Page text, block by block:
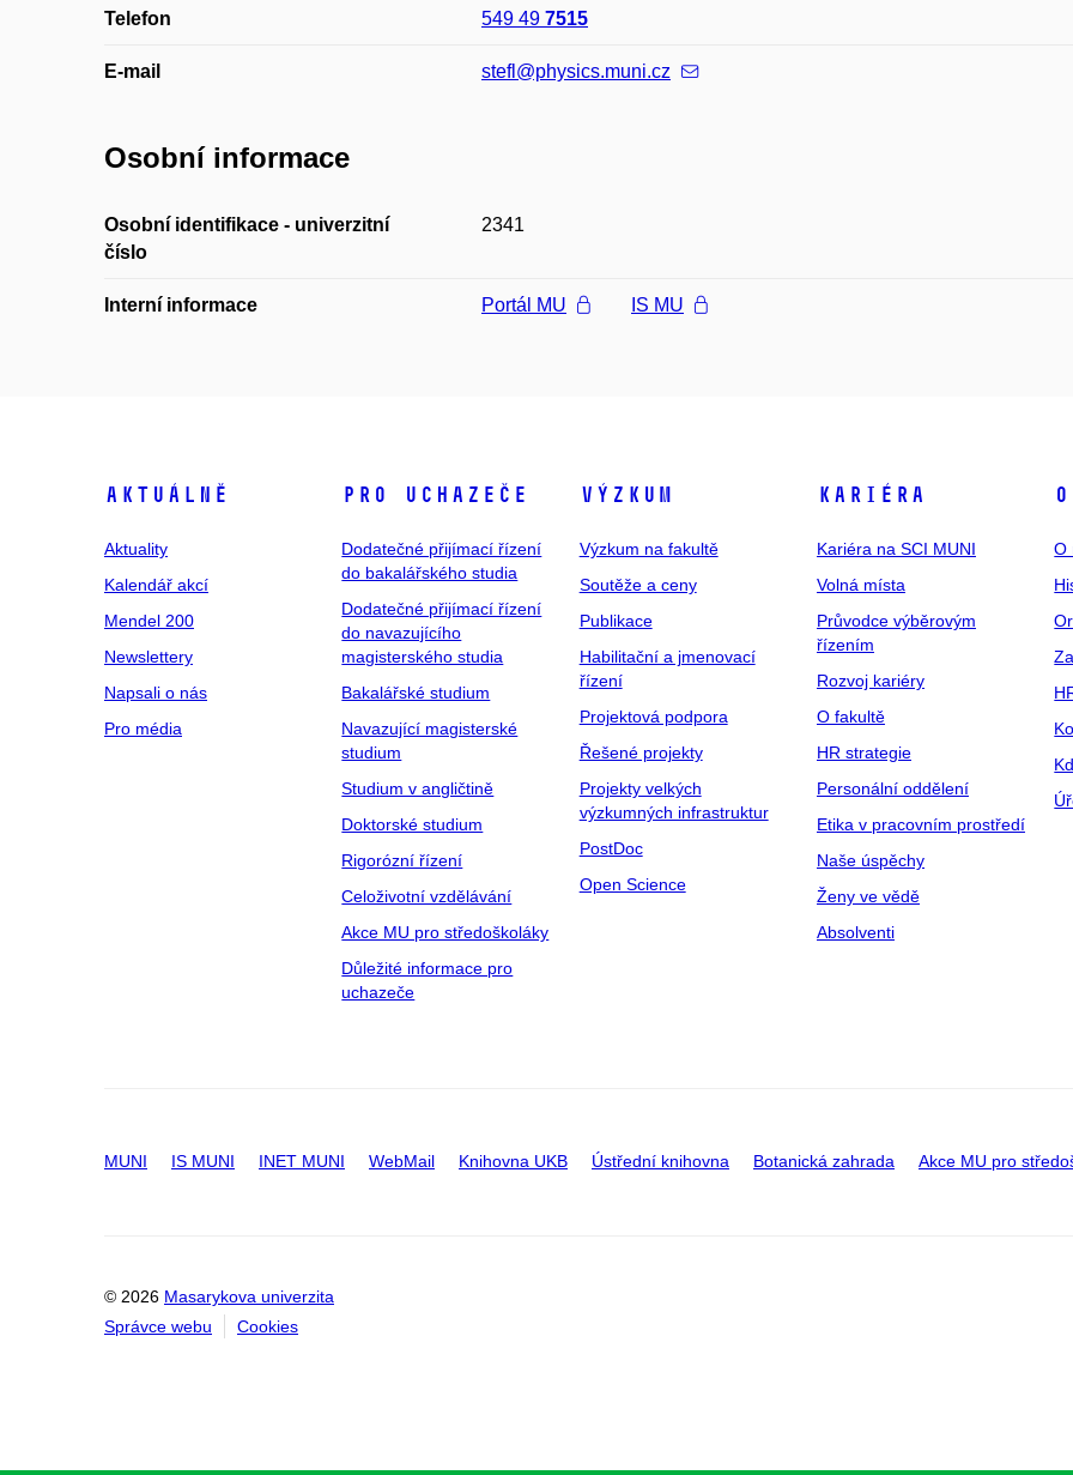
Telefon 549 49 7515
E-mail stefl@physics.muni.cz
Osobní informace
Osobní identifikace - univerzitní
číslo
2341
Interní informace Portál MU IS MU
Aktuálně
Aktuality
Kalendář akcí
Mendel 200
Newslettery
Napsali o nás
Pro média
Pro uchazeče
Dodatečné přijímací řízení
do bakalářského studia
Dodatečné přijímací řízení
do navazujícího
magisterského studia
Bakalářské studium
Navazující magisterské
studium
Studium v angličtině
Doktorské studium
Rigorózní řízení
Celoživotní vzdělávání
Akce MU pro středoškoláky
Důležité informace pro
uchazeče
Výzkum
Výzkum na fakultě
Soutěže a ceny
Publikace
Habilitační a jmenovací
řízení
Projektová podpora
Řešené projekty
Projekty velkých
výzkumných infrastruktur
PostDoc
Open Science
Kariéra
Kariéra na SCI MUNI
Volná místa
Průvodce výběrovým
řízením
Rozvoj kariéry
O fakultě
HR strategie
Personální oddělení
Etika v pracovním prostředí
Naše úspěchy
Ženy ve vědě
Absolventi
O
MUNI IS MUNI INET MUNI WebMail Knihovna UKB Ústřední knihovna Botanická zahrada Akce MU pro
© 2026 Masarykova univerzita
Správce webu
Cookies